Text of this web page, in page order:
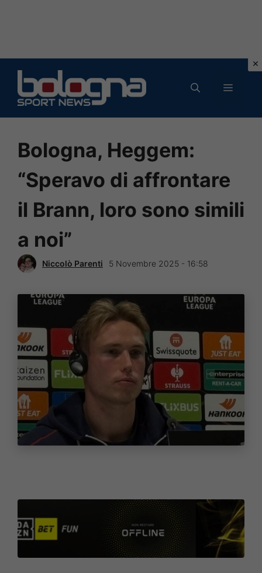
contenuto
MENU
Bologna, Heggem:
“Speravo di affrontare
il Brann, loro sono simili
a noi”
Niccolò Parenti 5 Novembre 2025 - 16:58